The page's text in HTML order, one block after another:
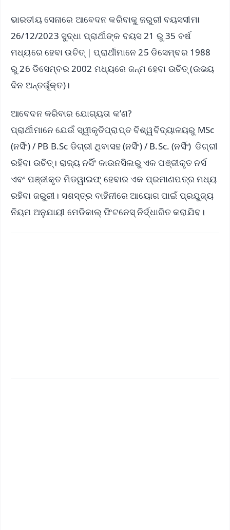
ଭାରତୀୟ ସେନାରେ ଆବେଦନ କରିବାକୁ ଜରୁରୀ ବୟସସୀମା
26/12/2023 ସୁଦ୍ଧା ପ୍ରାର୍ଥୀଙ୍କ ବୟସ 21 ରୁ 35 ବର୍ଷ
ମଧ୍ୟରେ ହେବା ଉଚିତ୍ | ପ୍ରାର୍ଥୀମାନେ 25 ଡିସେମ୍ବର 1988
ରୁ 26 ଡିସେମ୍ବର 2002 ମଧ୍ୟରେ ଜନ୍ମ ହେବା ଉଚିତ୍ (ଉଭୟ
ଦିନ ଅନ୍ତର୍ଭୂକ୍ତ)।
ଆବେଦନ କରିବାର ଯୋଗ୍ୟତା କ’ଣ?
ପ୍ରାର୍ଥୀମାନେ ଯେଉଁ ସ୍ୱୀକୃତିପ୍ରାପ୍ତ ବିଶ୍ୱବିଦ୍ୟାଳୟରୁ MSc
(ନର୍ସିଂ) / PB B.Sc ଡିଗ୍ରୀ ଥିବାସହ (ନର୍ସିଂ) / B.Sc. (ନର୍ସିଂ) ଡିଗ୍ରୀ
ରହିବା ଉଚିତ୍। ରାଜ୍ୟ ନର୍ସିଂ କାଉନସିଲରୁ ଏକ ପଞ୍ଜୀକୃତ ନର୍ସ
ଏବଂ ପଞ୍ଜୀକୃତ ମିଡୱାଇଫ୍ ହେବାର ଏକ ପ୍ରମାଣପତ୍ର ମଧ୍ୟ
ରହିବା ଜରୁରୀ। ସଶସ୍ତ୍ର ବାହିନୀରେ ଆୟୋଗ ପାଇଁ ପ୍ରଯୁଜ୍ୟ
ନିୟମ ଅନୁଯାୟୀ ମେଡିକାଲ୍ ଫିଟନେସ୍ ନିର୍ଦ୍ଧାରିତ କରାଯିବ।